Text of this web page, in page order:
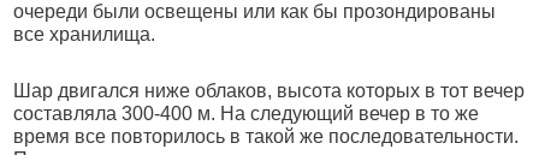
очереди были освещены или как бы прозондированы
все хранилища.
Шар двигался ниже облаков, высота которых в тот вечер
составляла 300-400 м. На следующий вечер в то же
время все повторилось в такой же последовательности.